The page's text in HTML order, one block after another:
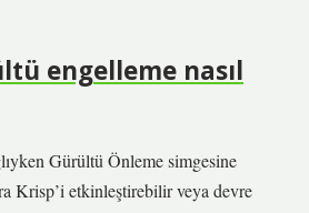
engelleme nasıl
Gürültü Önleme simgesine
Krisp’i etkinleştirebilir veya devre